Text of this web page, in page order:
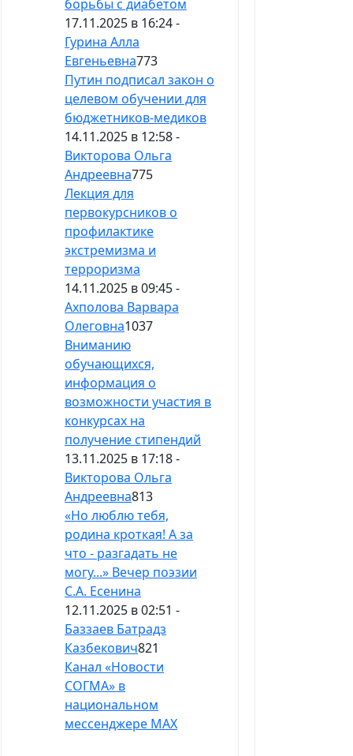
борьбы с диабетом
17.11.2025 в 16:24 -
Гурина Алла
Евгеньевна773
Путин подписал закон о
целевом обучении для
бюджетников-медиков
14.11.2025 в 12:58 -
Викторова Ольга
Андреевна775
Лекция для
первокурсников о
профилактике
экстремизма и
терроризма
14.11.2025 в 09:45 -
Ахполова Варвара
Олеговна1037
Вниманию
обучающихся,
информация о
возможности участия в
конкурсах на
получение стипендий
13.11.2025 в 17:18 -
Викторова Ольга
Андреевна813
«Но люблю тебя,
родина кроткая! А за
что - разгадать не
могу...» Вечер поэзии
С.А. Есенина
12.11.2025 в 02:51 -
Баззаев Батрадз
Казбекович821
Канал «Новости
СОГМА» в
национальном
мессенджере MAX